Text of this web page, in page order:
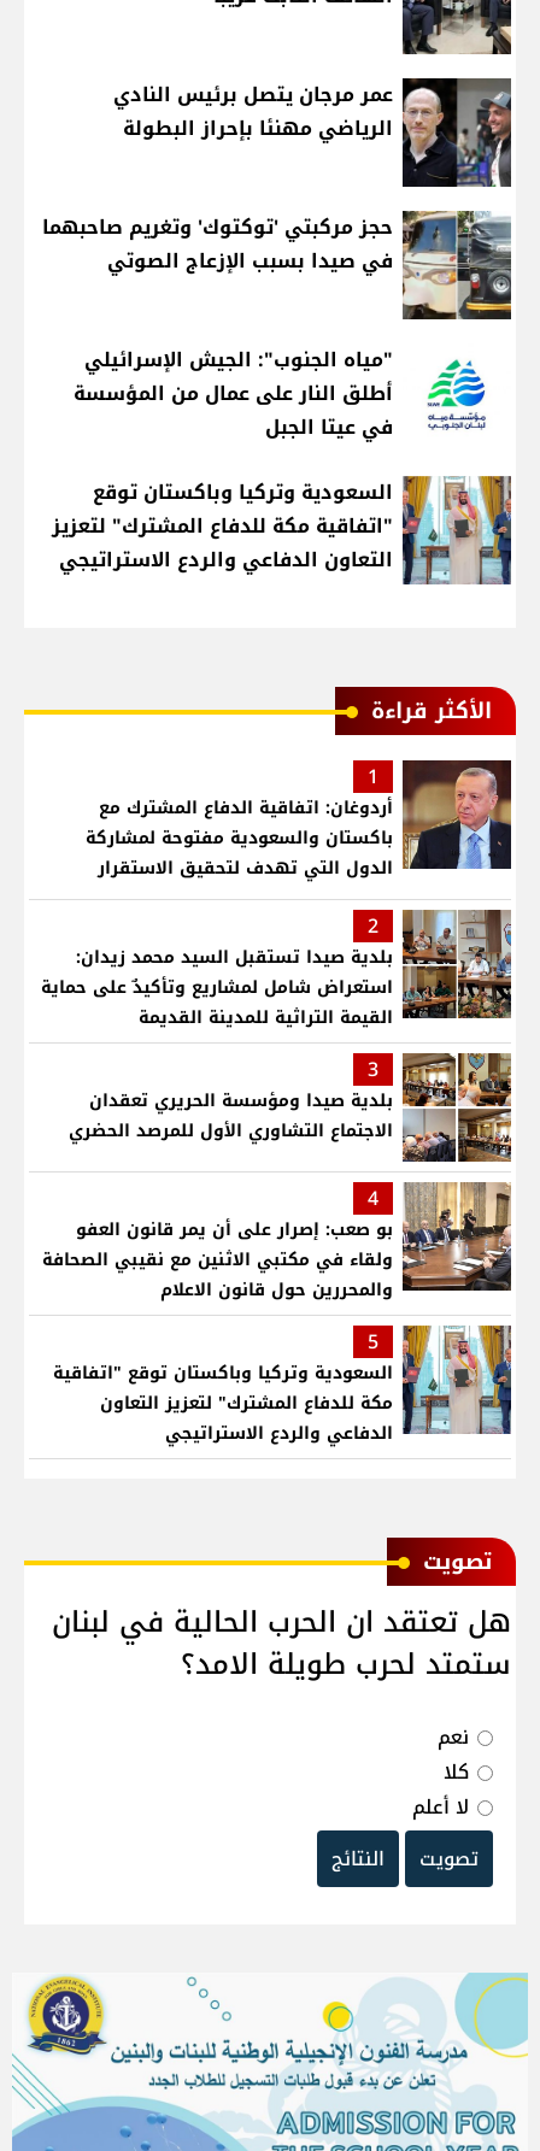
عمر مرجان يتصل برئيس النادي
الرياضي مهنئا بإحراز البطولة
حجز مركبتي 'توكتوك' وتغريم صاحبهما
في صيدا بسبب الإزعاج الصوتي
"مياه الجنوب": الجيش الإسرائيلي
أطلق النار على عمال من المؤسسة
في عيتا الجبل
السعودية وتركيا وباكستان توقع
"اتفاقية مكة للدفاع المشترك" لتعزيز
التعاون الدفاعي والردع الاستراتيجي
الأكثر قراءة
1
أردوغان: اتفاقية الدفاع المشترك مع
باكستان والسعودية مفتوحة لمشاركة
الدول التي تهدف لتحقيق الاستقرار
بمنطقتنا
2
بلدية صيدا تستقبل السيد محمد زيدان:
استعراض شامل لمشاريع وتأكيدٌ على حماية
القيمة التراثية للمدينة القديمة
3
بلدية صيدا ومؤسسة الحريري تعقدان
الاجتماع التشاوري الأول للمرصد الحضري
4
بو صعب: إصرار على أن يمر قانون العفو
ولقاء في مكتبي الاثنين مع نقيبي الصحافة
والمحررين حول قانون الاعلام
5
السعودية وتركيا وباكستان توقع "اتفاقية
مكة للدفاع المشترك" لتعزيز التعاون
الدفاعي والردع الاستراتيجي
ﺗﺼﻮﻳﺖ
هل تعتقد ان الحرب الحالية في لبنان
ستمتد لحرب طويلة الامد؟
نعم
كلا
لا أعلم
تصويت
النتائج